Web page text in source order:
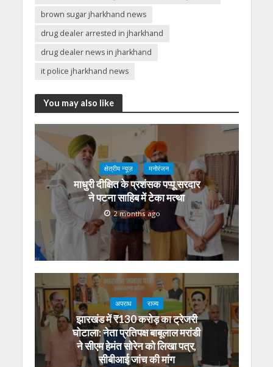
brown sugar jharkhand news
drug dealer arrested in jharkhand
drug dealer news in jharkhand
it police jharkhand news
You may also like
क्षेत्रीय न्यूज़ मनोरंजन
माधुरी दीक्षित के प्रशंसक पप्पू सरदार
ने पटना साहिब में टेका मत्था
2 months ago
अपराध राज्य
झारखंड में ₹130 करोड़ का ट्रेजरी
घोटाला: नेता प्रतिपक्ष बाबूलाल मरांडी
ने सीएम हेमंत सोरेन को लिखा पत्र,
सीबीआई जांच की मांग